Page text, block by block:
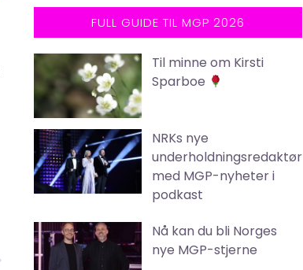
FULL GUIDE TIL MGP 2026
Til minne om Kirsti
Sparboe
NRKs nye
underholdningsredaktør
med MGP-nyheter i
podkast
Nå kan du bli Norges
nye MGP-stjerne